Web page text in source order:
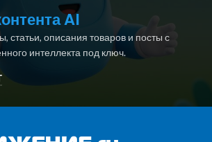
AI
статьи, описания товаров и посты с
интеллекта под ключ.